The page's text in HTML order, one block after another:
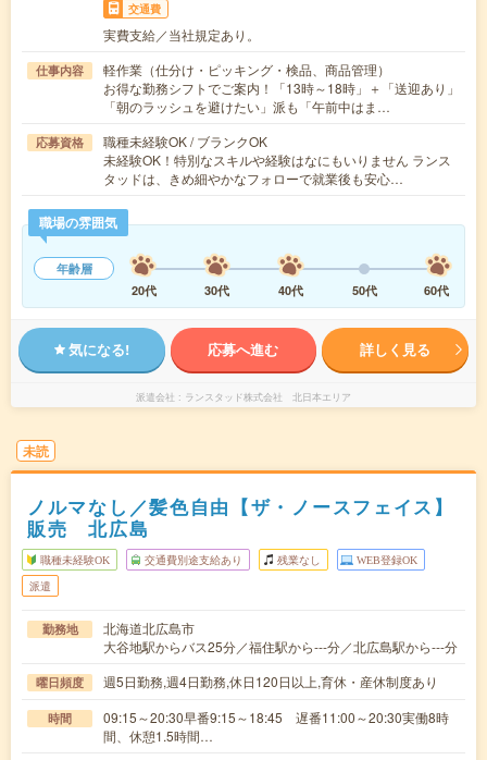
交通費
実費支給／当社規定あり。
仕事内容
軽作業（仕分け・ピッキング・検品、商品管理）
お得な勤務シフトでご案内！「13時～18時」＋「送迎あり」
「朝のラッシュを避けたい」派も「午前中はま…
応募資格
職種未経験OK / ブランクOK
未経験OK！特別なスキルや経験はなにもいりません ランス
タッドは、きめ細やかなフォローで就業後も安心…
職場の雰囲気
年齢層
20代
30代 40代 50代 60代
気になる! 応募へ進む 詳しく見る
派遣会社 ランスタッド株式会社 北日本エリア
未読
ノルマなし／髪色自由【ザ・ノースフェイス】
販売 北広島
職種未経験OK 交通費別途支給あり 残業なし WEB登録OK
派遣
勤務地
北海道北広島市
大谷地駅からバス25分／福住駅から---分／北広島駅から---分
曜日頻度 週5日勤務,週4日勤務,休日120日以上,育休・産休制度あり
時間
09:15～20:30早番9:15～18:45 遅番11:00～20:30実働8時
間、休憩1.5時間…